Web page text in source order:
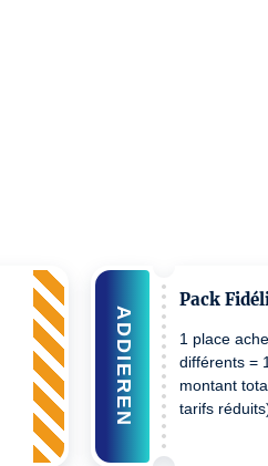
Pack
1 place
différents =
montant
tarifs
ADDIEREN